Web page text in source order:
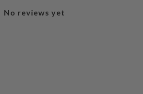
No reviews yet